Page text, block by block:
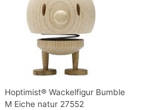
Hoptimist® Wackelfigur Bumble
M Eiche natur 27552